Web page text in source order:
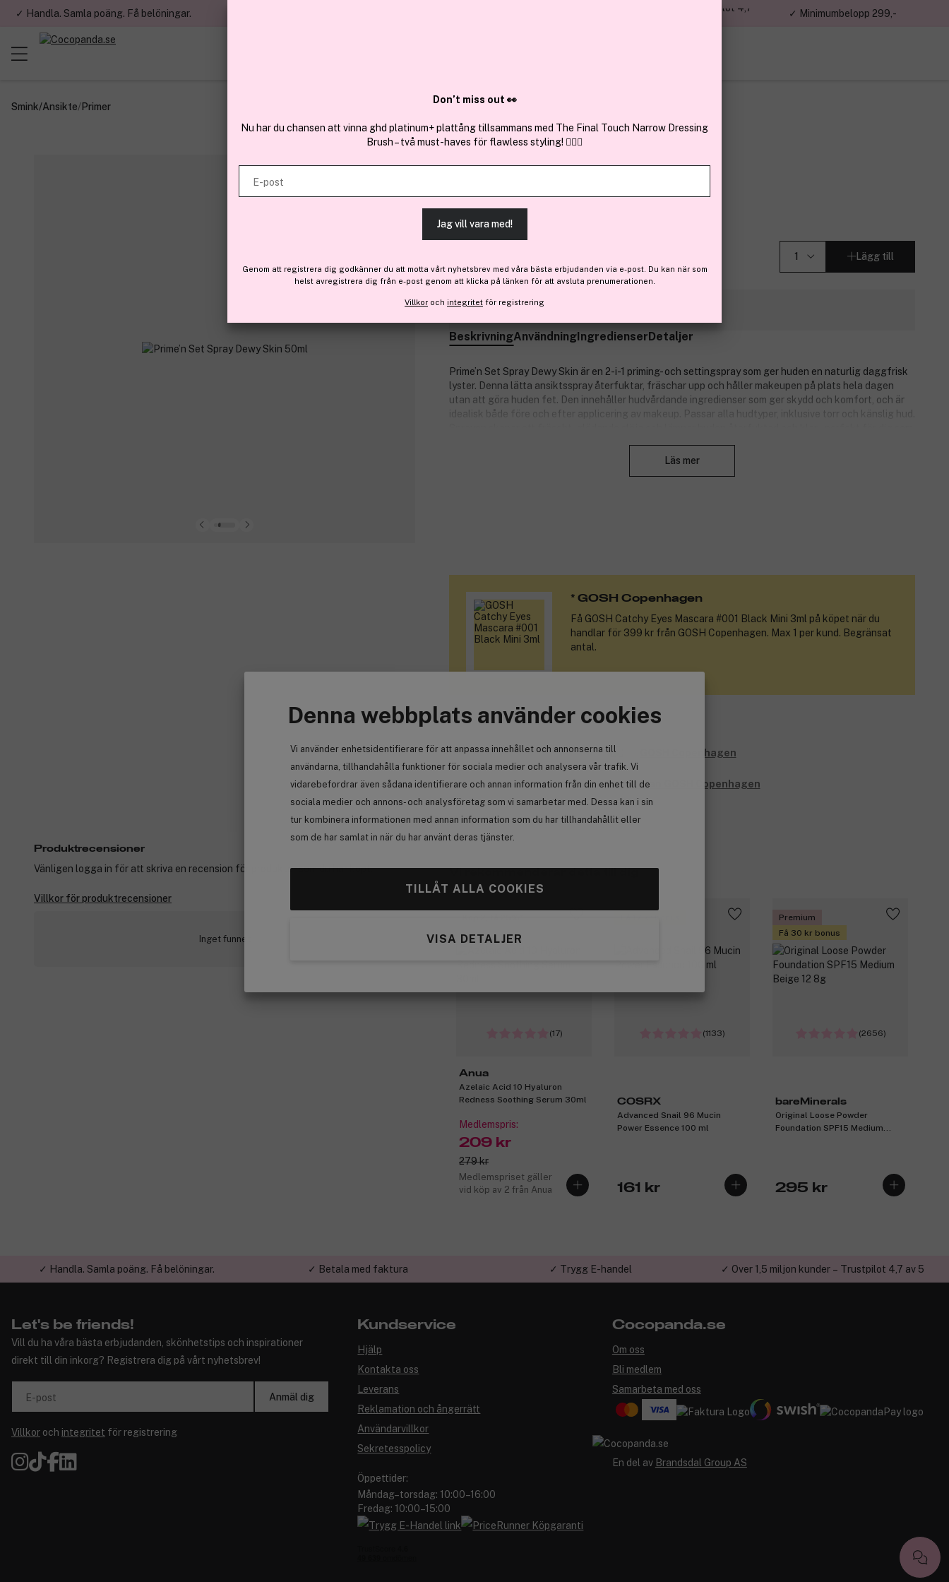
Denna webbplats använder cookies
Vi använder enhetsidentifierare för att anpassa innehållet och annonserna till
användarna, tillhandahålla funktioner för sociala medier och analysera vår trafik. Vi
vidarebefordrar även sådana identifierare och annan information från din enhet till de
sociala medier och annons- och analysföretag som vi samarbetar med. Dessa kan i sin
tur kombinera informationen med annan information som du har tillhandahållit eller
som de har samlat in när du har använt deras tjänster.
TILLÅT ALLA COOKIES
VISA DETALJER
✓ Handla. Samla poäng. Få belöningar.
✓ Över 1,5 miljon kunder – Trustpilot 4,7
✓ Minimumbelopp 299,-
Smink/Ansikte/Primer
Prime’n Set Spray Dewy Skin 50ml
Bara 2 på lager
Lägg till
Finns online
BeskrivningAnvändningIngredienserDetaljer
Prime’n Set Spray Dewy Skin är en 2-i-1 priming- och settingspray som ger huden en naturlig daggfrisk
lyster. Denna lätta ansiktsspray återfuktar, fräschar upp och håller makeupen på plats hela dagen
utan att göra huden fet. Den innehåller hudvårdande ingredienser som ger skydd och komfort, och är
idealisk både före och efter applicering av makeup. Passar alla hudtyper, inklusive torr och känslig hud.
Läs mer
* GOSH Copenhagen
Få GOSH Catchy Eyes Mascara #001 Black Mini 3ml på köpet när du
handlar för 399 kr från GOSH Copenhagen. Max 1 per kund. Begränsat
antal.
Se allt från GOSH Copenhagen
(17)
Anua
Azelaic Acid 10 Hyaluron
Redness Soothing Serum 30ml
Medlemspris:
209 kr
279 kr
Medlemspriset gäller
vid köp av 2 från Anua
(1133)
COSRX
Advanced Snail 96 Mucin
Power Essence 100 ml
161 kr
Premium
Få 30 kr bonus
(2656)
bareMinerals
Original Loose Powder
Foundation SPF15 Medium
295 kr
Produktrecensioner
Vänligen logga in för att skriva en recension för produkter som du har köpt.
Villkor för produktrecensioner
Inget funnet
✓ Handla. Samla poäng. Få belöningar. ✓ Betala med faktura ✓ Trygg E-handel ✓ Över 1,5 miljon kunder – Trustpilot 4,7 av 5
Let's be friends!
Vill du ha våra bästa erbjudanden, skönhetstips och inspirationer
direkt till din inkorg? Registrera dig på vårt nyhetsbrev!
E-post Anmäl dig
Villkor och integritet för registrering
Kundservice
Hjälp
Kontakta oss
Leverans
Reklamation och ångerrätt
Användarvillkor
Sekretesspolicy
Öppettider:
Måndag–torsdag: 10:00–16:00
Fredag: 10:00–15:00
Cocopanda.se
Om oss
Bli medlem
Samarbeta med oss
En del av Brandsdal Group AS
Don’t miss out 👀
Nu har du chansen att vinna ghd platinum+ plattång tillsammans med The Final Touch Narrow Dressing
Brush – två must-haves för flawless styling! 💇‍♀️✨
E-post
Jag vill vara med!
Genom att registrera dig godkänner du att motta vårt nyhetsbrev med våra bästa erbjudanden via e-post. Du kan när som
helst avregistrera dig från e-post genom att klicka på länken för att avsluta prenumerationen.
Villkor och integritet för registrering